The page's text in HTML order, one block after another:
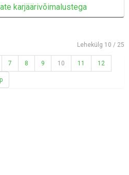
karjäärivõimalustega
Lehekülg 10 / 25
7 8 9 10 11 12